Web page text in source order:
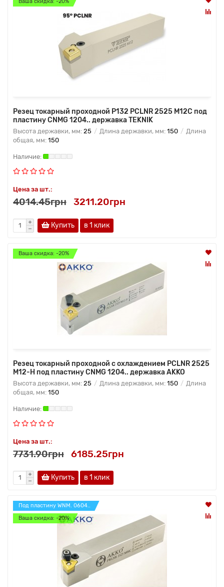
Резец токарный проходной P132 PCLNR 2525 M12C под
пластину CNMG 1204.. державка TEKNIK
Высота державки, мм: 25 Длина державки, мм: 150
Длина
общая, мм: 150
Цена за шт.:
4014.45грн 3211.20грн
Купить в 1 клик
Ваша скидка: -20%
Резец токарный проходной с охлаждением PCLNR 2525
M12-H под пластину CNMG 1204.. державка AKKO
Высота державки, мм: 25 Длина державки, мм: 150
Длина
общая, мм: 150
Цена за шт.:
7731.90грн 6185.25грн
Купить в 1 клик
Под пластину WNM. 0604..
Ваша скидка: -20%